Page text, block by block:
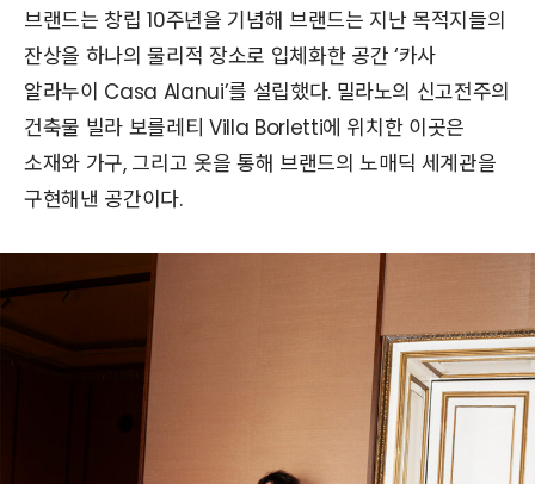
브랜드는 창립 10주년을 기념해 브랜드는 지난 목적지들의
잔상을 하나의 물리적 장소로 입체화한 공간 ‘카사
알라누이 Casa Alanui’를 설립했다. 밀라노의 신고전주의
건축물 빌라 보를레티 Villa Borletti에 위치한 이곳은
소재와 가구, 그리고 옷을 통해 브랜드의 노매딕 세계관을
구현해낸 공간이다.